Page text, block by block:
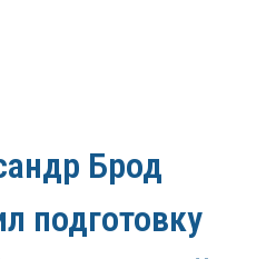
Брод
подготовку